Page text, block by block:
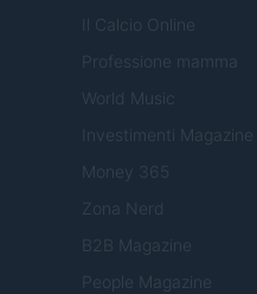
Il Calcio Online
Professione mamma
World Music
Investimenti Magazine
Money 365
Zona Nerd
B2B Magazine
People Magazine